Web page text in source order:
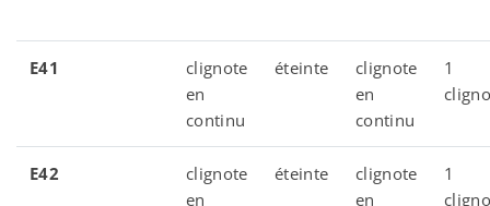
E41
clignote
en
continu
éteinte
clignote
en
continu
1
E42
clignote
en
éteinte
clignote
en
1